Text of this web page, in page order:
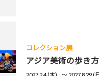
コレクション展
アジア美術の歩き
2027.2.4 (木） 〜 2027.8.29 (日